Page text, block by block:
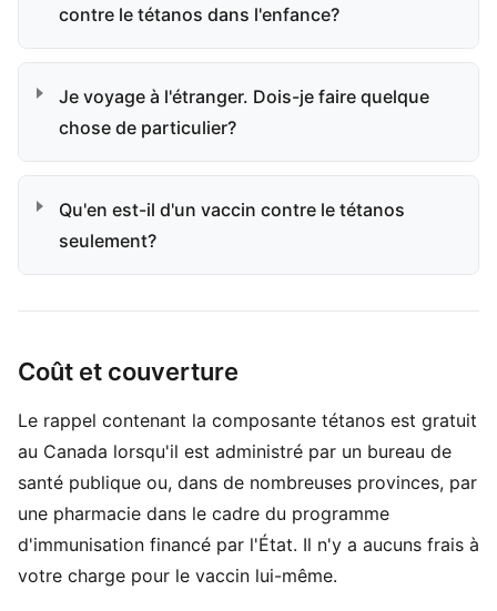
contre le tétanos dans l'enfance?
Je voyage à l'étranger. Dois-je faire quelque
chose de particulier?
Qu'en est-il d'un vaccin contre le tétanos
seulement?
Coût et couverture
Le rappel contenant la composante tétanos est gratuit
au Canada lorsqu'il est administré par un bureau de
santé publique ou, dans de nombreuses provinces, par
une pharmacie dans le cadre du programme
d'immunisation financé par l'État. Il n'y a aucuns frais à
votre charge pour le vaccin lui-même.